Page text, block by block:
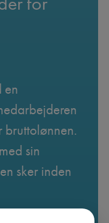
en
bruttolønnen.
sin
sker inden